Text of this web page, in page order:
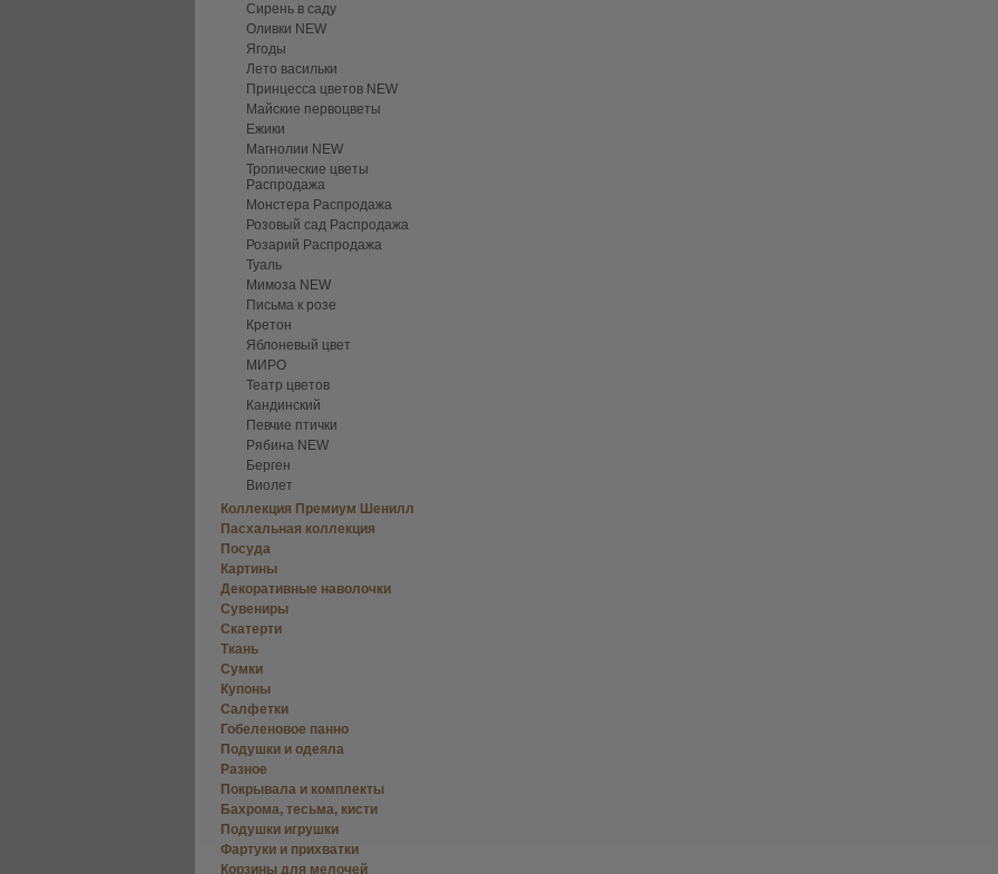
Сирень в саду
Оливки NEW
Ягоды
Лето васильки
Принцесса цветов NEW
Майские первоцветы
Ежики
Магнолии NEW
Тропические цветы
Распродажа
Монстера Распродажа
Розовый сад Распродажа
Розарий Распродажа
Туаль
Мимоза NEW
Письма к розе
Кретон
Яблоневый цвет
МИРО
Театр цветов
Кандинский
Певчие птички
Рябина NEW
Берген
Виолет
Коллекция Премиум Шенилл
Пасхальная коллекция
Посуда
Картины
Декоративные наволочки
Сувениры
Скатерти
Ткань
Сумки
Купоны
Салфетки
Гобеленовое панно
Подушки и одеяла
Разное
Покрывала и комплекты
Бахрома, тесьма, кисти
Подушки игрушки
Фартуки и прихватки
Корзины для мелочей